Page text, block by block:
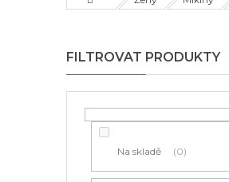
o
s
t
Na skladě 0